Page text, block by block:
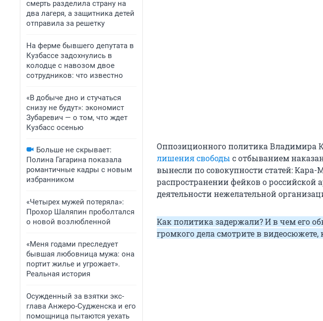
смерть разделила страну на
два лагеря, а защитника детей
отправила за решетку
На ферме бывшего депутата в
Кузбассе задохнулись в
колодце с навозом двое
сотрудников: что известно
«В добыче дно и стучаться
снизу не будут»: экономист
Зубаревич — о том, что ждет
Кузбасс осенью
Больше не скрывает:
Полина Гагарина показала
романтичные кадры с новым
избранником
«Четырех мужей потеряла»:
Прохор Шаляпин проболтался
о новой возлюбленной
«Меня годами преследует
бывшая любовница мужа: она
портит жилье и угрожает».
Реальная история
Осужденный за взятки экс-
глава Анжеро-Судженска и его
помощница пытаются уехать
Оппозиционного политика Владимира
лишения свободы с отбыванием
вынесли по совокупности статей:
распространении фейков о российской
деятельности нежелательной
Как политика задержали? И в чем его
громкого дела смотрите в